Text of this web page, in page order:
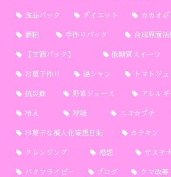
食品パック ダイエット カカオ
酒粕 手作りパック 合成界面活
【甘酒パック】 低糖質スイーツ
お菓子作り 湯シャン トマトジュ
抗炎症 野菜ジュース アレルギ
冷え 呼吸 ニコ☆プチ
お菓子な擬人化妄想日記 カテキン
クレンジング 感想 サステ
バタフライピー ブログ クマ改善